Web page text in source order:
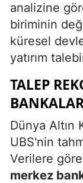
analizine
biriminin
küresel
yatırım
TALEP
Dünya Altın
UBS'nin
Verilere göre,
merkez